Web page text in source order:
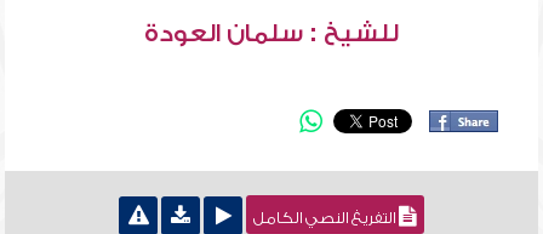
للشيخ : سلمان العودة
التفريغ النصي الكامل